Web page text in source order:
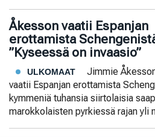
Åkesson vaatii Espanjan
erottamista
”Kyseessä on invaasio”
ULKOMAAT
Jimmie
vaatii Espanjan erottamista
kymmeniä tuhansia siirtolaisia
marokkolaisten pyrkiessä rajan yli